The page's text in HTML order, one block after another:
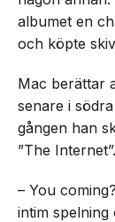
albumet en
och köpte
Mac berättar
senare i
gången han
”The Internet”.
– You
intim